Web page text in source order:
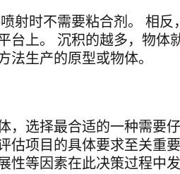
射时不需要粘合剂。 相反
上。 沉积的越多，物体
生产的原型或物体。
，选择最合适的一种需要
估项目的具体要求至关重
等因素在此决策过程中